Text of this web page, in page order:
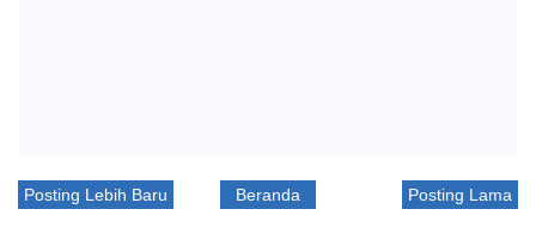
Posting Lebih Baru Posting Lama
Beranda